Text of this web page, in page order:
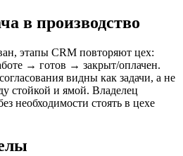
в производство
этапы CRM повторяют цех:
→ готов → закрыт/оплачен.
видны как задачи, а не
стойкой и ямой. Владелец
необходимости стоять в цехе